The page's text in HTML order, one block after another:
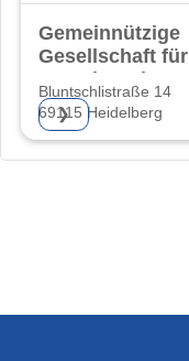
Gemeinnützige
Gesellschaft für
Grund- und
Bluntschlistraße 14
69115 Heidelberg
❯